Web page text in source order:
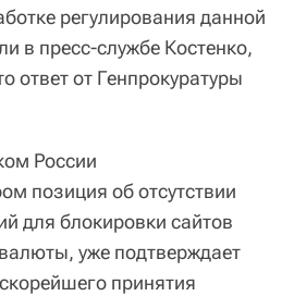
регулирования данной
в пресс-службе Костенко,
ответ от Генпрокуратуры
России
позиция об отсутствии
для блокировки сайтов
уже подтверждает
принятия